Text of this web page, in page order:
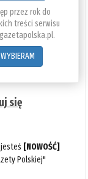
przez rok do
treści serwisu
WYBIERAM
się
[NOWOŚĆ]
Polskiej"